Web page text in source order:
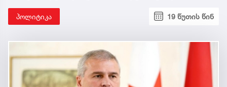
პოლიტიკა 19 წუთის წინ